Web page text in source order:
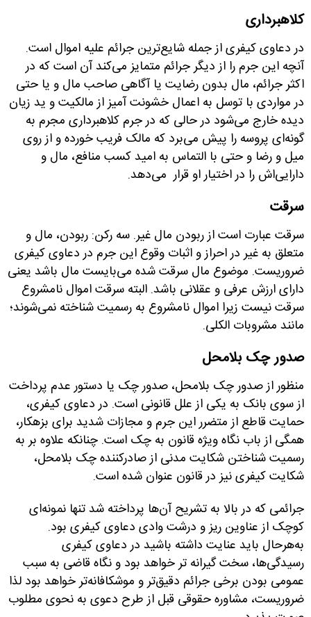
کلاهبرداری
در دعاوی کیفری از جمله شایع‌ترین جرائم علیه اموال است.
آنچه این جرم را از دیگر جرائم متمایز می‌کند آن است که در
اکثر جرائم، مال بدون رضایت یا آگاهی صاحب مال و یا حتی
در مواردی با توسل به اعمال خشونت آمیز از مالکیت و ید زیان
دیده خارج می‌شود در حالی که در جرم کلاهبرداری مجرم به
گونه‌ای پروسه را پیش می‌برد که مالک فریب خورده و از روی
میل و رضا و حتی با التماس به امید کسب منافع، مال و
دارایی‌اش را در اختیار او قرار می‌دهد.
سرقت
سرقت عبارت است از ربودن مال غیر. سه رکن: ربودن، مال و
متعلق به غیر در احراز و اثبات وقوع این جرم در دعاوی کیفری
ضروریست. موضوع مال سرقت شده می‌بایست مال باشد یعنی
دارای ارزش عرفی و عقلانی باشد. البته سرقت اموال نامشروع
سرقت نیست زیرا اموال نامشروع به رسمیت شناخته نمی‌شوند؛
مانند مشروبات الکلی.
صدور چک بلامحل
منظور از صدور چک بلامحل، صدور چک یا دستور عدم پرداخت
از سوی بانک به یکی از علل قانونی است. در دعاوی کیفری،
حمایت قاطع از متضرر این جرم و مجازات شدید برای بزهکار،
همگی از باب نگاه ویژه قانون به چک است. چنانکه علاوه بر به
رسمیت شناختن شکایت مدنی از صادرکننده چک بلامحل،
شکایت کیفری نیز در قانون عنوان شده است.
جرائمی که در بالا به تشریح آن‌ها پرداخته شد تنها نمونه‌ای
کوچک از عناوین ریز و درشت وادی دعاوی کیفری بود.
به‌هرحال باید عنایت داشته باشید در دعاوی کیفری
رسیدگی‌ها، سخت گیرانه تر خواهد بود و نگاه قاضی به سبب
عمومی بودن برخی جرائم دقیق‌تر و موشکافانه‌تر خواهد بود لذا
ضروریست، مشاوره حقوقی قبل از طرح دعوی به نحوی مطلوب